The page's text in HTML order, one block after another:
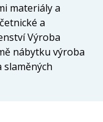
materiály a
a
Výroba
nábytku výroba